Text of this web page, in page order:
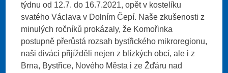
týdnu od 12.7. do 16.7.2021, opět v kostelíku
svatého Václava v Dolním Čepí. Naše zkušenosti z
minulých ročníků prokázaly, že Komořinka
postupně přerůstá rozsah bystřického mikroregionu,
naši diváci přijížděli nejen z blízkých obcí, ale i z
Brna, Bystřice, Nového Města i ze Žďáru nad